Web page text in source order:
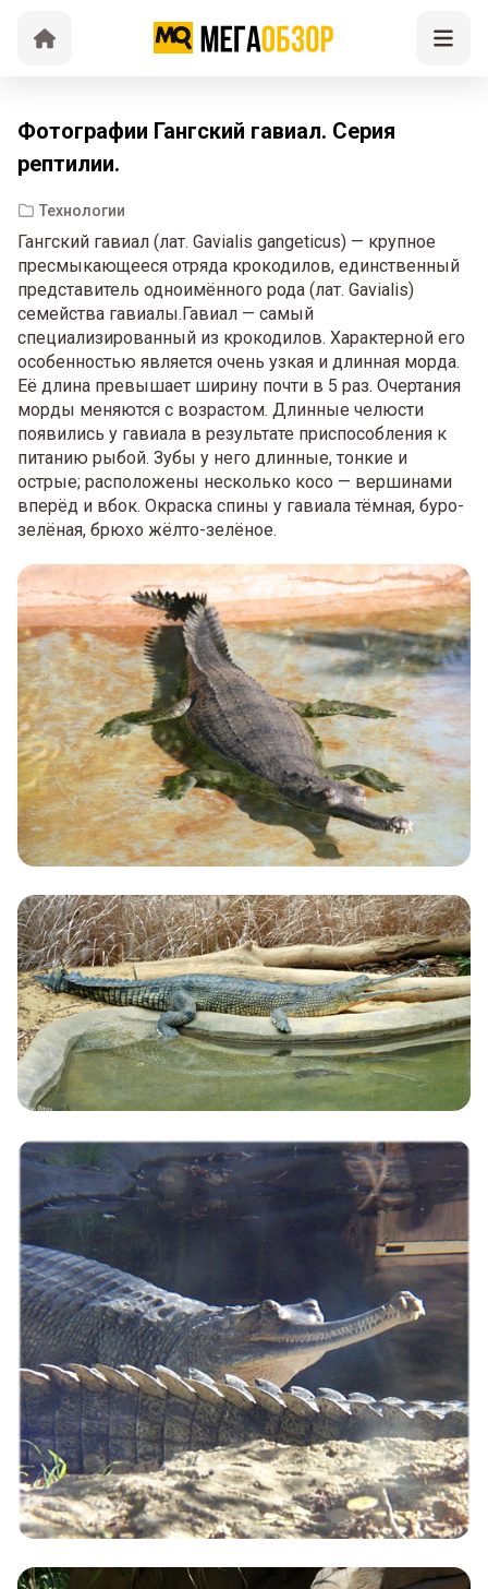
Фотографии Гангский гавиал. Серия
рептилии.
Технологии
Гангский гавиал (лат. Gavialis gangeticus) — крупное
пресмыкающееся отряда крокодилов, единственный
представитель одноимённого рода (лат. Gavialis)
семейства гавиалы.Гавиал — самый
специализированный из крокодилов. Характерной его
особенностью является очень узкая и длинная морда.
Её длина превышает ширину почти в 5 раз. Очертания
морды меняются с возрастом. Длинные челюсти
появились у гавиала в результате приспособления к
питанию рыбой. Зубы у него длинные, тонкие и
острые; расположены несколько косо — вершинами
вперёд и вбок. Окраска спины у гавиала тёмная, буро-
зелёная, брюхо жёлто-зелёное.